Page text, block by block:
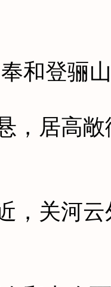
登骊山
居高敞
关河云